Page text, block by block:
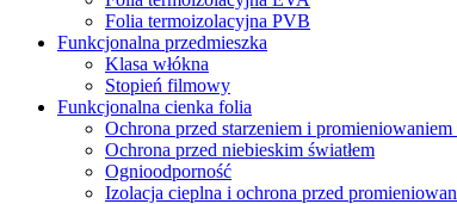
Folia termoizolacyjna PVB
Funkcjonalna przedmieszka
Klasa włókna
Stopień filmowy
Funkcjonalna cienka folia
Ochrona przed starzeniem i
Ochrona przed niebieskim światłem
Ognioodporność
Izolacja cieplna i ochrona przed